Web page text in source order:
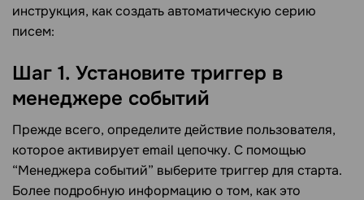
инструкция, как создать автоматическую серию
писем:
Шаг 1. Установите триггер в
менеджере событий
Прежде всего, определите действие пользователя,
которое активирует email цепочку. С помощью
“Менеджера событий” выберите триггер для старта.
Более подробную информацию о том, как это